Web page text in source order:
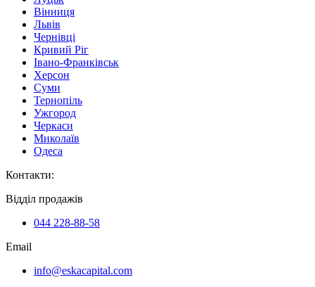
Вінниця
Львів
Чернівці
Кривий Ріг
Івано-Франківськ
Херсон
Суми
Тернопіль
Ужгород
Черкаси
Миколаїв
Одеса
Контакти:
Відділ продажів
044 228-88-58
Email
info@eskacapital.com